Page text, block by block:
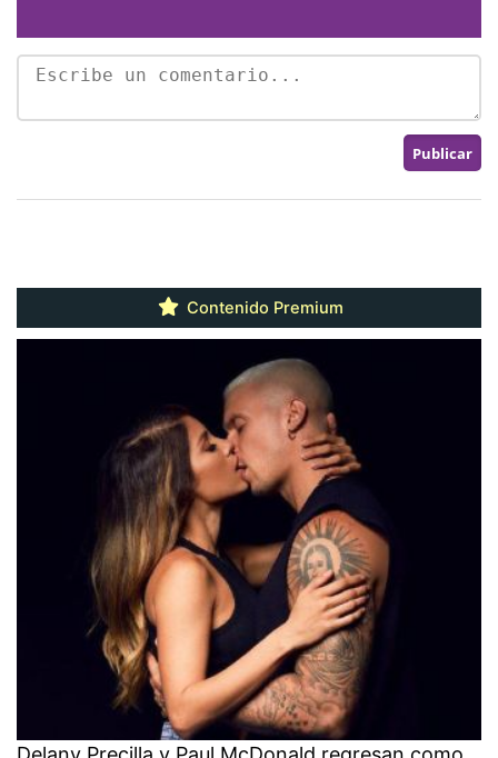
Contenido Premium